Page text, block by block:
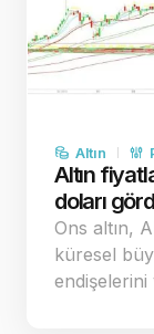
Altın
Altın
doları
Ons altın,
küresel